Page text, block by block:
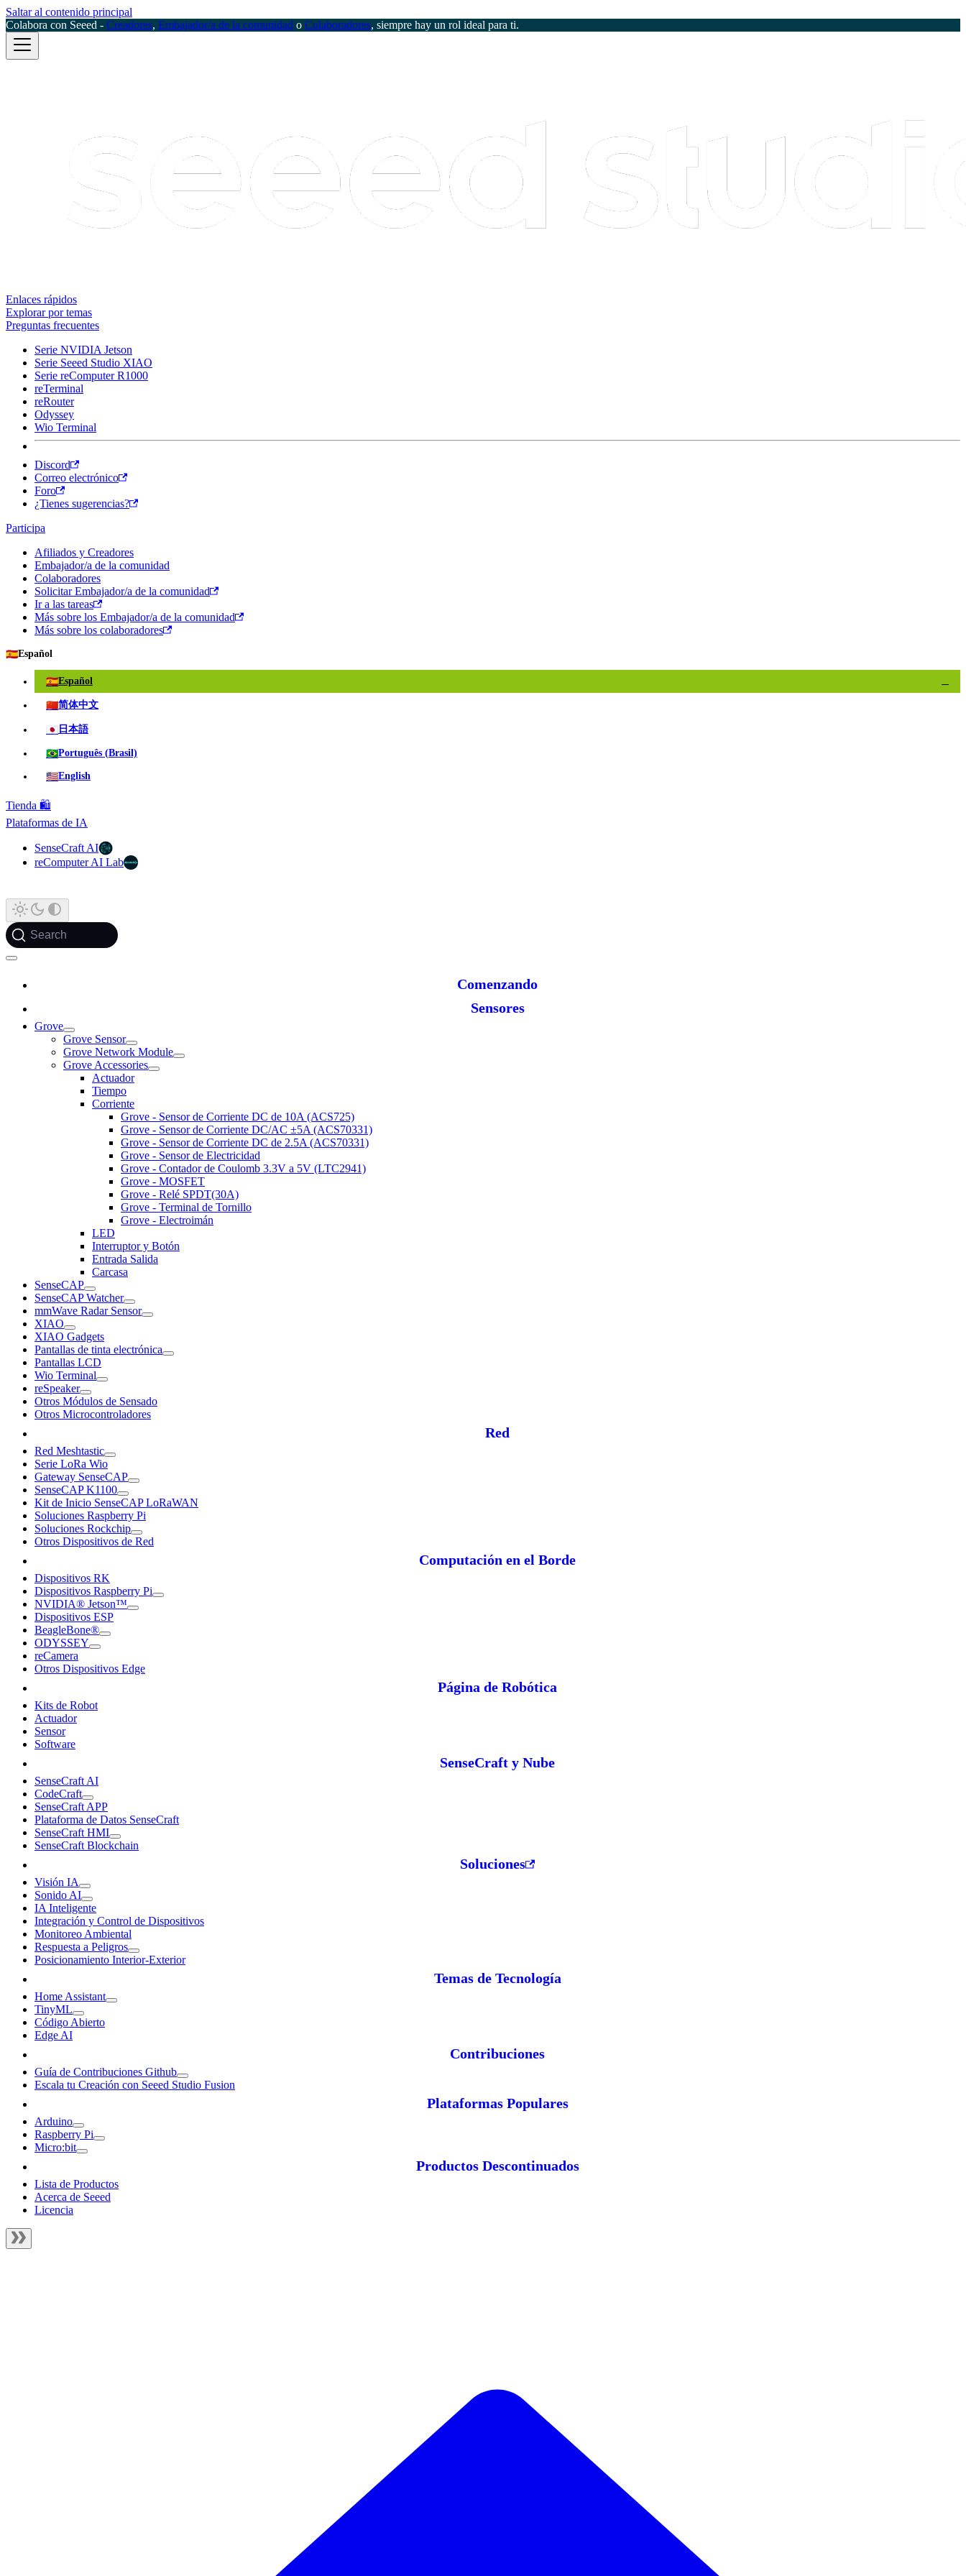
Saltar al contenido principal
Colabora con Seeed - Creadores, Embajador/a de la comunidad o Colaboradores, siempre hay un rol ideal para ti.
Enlaces rápidos
Explorar por temas
Preguntas frecuentes
Serie NVIDIA Jetson
Serie Seeed Studio XIAO
Serie reComputer R1000
reTerminal
reRouter
Odyssey
Wio Terminal
Discord
Correo electrónico
Foro
¿Tienes sugerencias?
Participa
Afiliados y Creadores
Embajador/a de la comunidad
Colaboradores
Solicitar Embajador/a de la comunidad
Ir a las tareas
Más sobre los Embajador/a de la comunidad
Más sobre los colaboradores
🇪🇸Español
🇪🇸Español
🇨🇳简体中文
🇯🇵 日本語
🇧🇷Português (Brasil)
🇺🇸English
Tienda 🛍️
Plataformas de IA
SenseCraft AI
reComputer AI Lab
Search
Comenzando
Sensores
Grove
Grove Sensor
Grove Network Module
Grove Accessories
Actuador
Tiempo
Corriente
Grove - Sensor de Corriente DC de 10A (ACS725)
Grove - Sensor de Corriente DC/AC ±5A (ACS70331)
Grove - Sensor de Corriente DC de 2.5A (ACS70331)
Grove - Sensor de Electricidad
Grove - Contador de Coulomb 3.3V a 5V (LTC2941)
Grove - MOSFET
Grove - Relé SPDT(30A)
Grove - Terminal de Tornillo
Grove - Electroimán
LED
Interruptor y Botón
Entrada Salida
Carcasa
SenseCAP
SenseCAP Watcher
mmWave Radar Sensor
XIAO
XIAO Gadgets
Pantallas de tinta electrónica
Pantallas LCD
Wio Terminal
reSpeaker
Otros Módulos de Sensado
Otros Microcontroladores
Red
Red Meshtastic
Serie LoRa Wio
Gateway SenseCAP
SenseCAP K1100
Kit de Inicio SenseCAP LoRaWAN
Soluciones Raspberry Pi
Soluciones Rockchip
Otros Dispositivos de Red
Computación en el Borde
Dispositivos RK
Dispositivos Raspberry Pi
NVIDIA® Jetson™
Dispositivos ESP
BeagleBone®
ODYSSEY
reCamera
Otros Dispositivos Edge
Página de Robótica
Kits de Robot
Actuador
Sensor
Software
SenseCraft y Nube
SenseCraft AI
CodeCraft
SenseCraft APP
Plataforma de Datos SenseCraft
SenseCraft HMI
SenseCraft Blockchain
Soluciones
Visión IA
Sonido AI
IA Inteligente
Integración y Control de Dispositivos
Monitoreo Ambiental
Respuesta a Peligros
Posicionamiento Interior-Exterior
Temas de Tecnología
Home Assistant
TinyML
Código Abierto
Edge AI
Contribuciones
Guía de Contribuciones Github
Escala tu Creación con Seeed Studio Fusion
Plataformas Populares
Arduino
Raspberry Pi
Micro:bit
Productos Descontinuados
Lista de Productos
Acerca de Seeed
Licencia